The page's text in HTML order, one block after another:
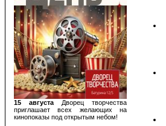
15 августа
Дворец творчества
приглашает всех желающих на
кинопоказы под открытым небом!